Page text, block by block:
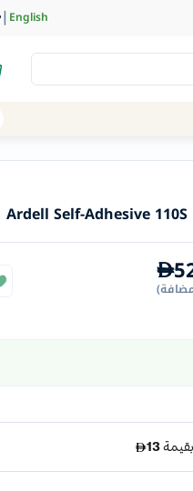
|English
Ardell Self-Adhesive
)